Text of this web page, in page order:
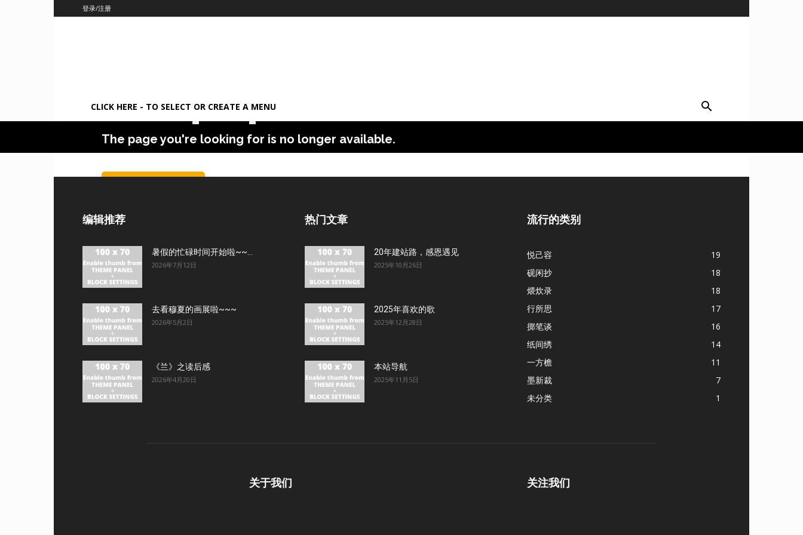
登录/注册
CLICK HERE - TO SELECT OR CREATE A MENU
Oh 404!
The page you're looking for is no longer available.
编辑推荐
暑假的忙碌时间开始啦~~...
2026年7月12日
去看穆夏的画展啦~~~
2026年5月2日
《兰》之读后感
2026年4月20日
热门文章
20年建站路，感恩遇见
2025年10月26日
2025年喜欢的歌
2025年12月28日
本站导航
2025年11月5日
流行的类别
悦己容
19
砚闲抄
18
煨炊录
18
行所思
17
掷笔谈
16
纸间绣
14
一方檐
11
墨新裁
7
未分类
1
关于我们 关注我们